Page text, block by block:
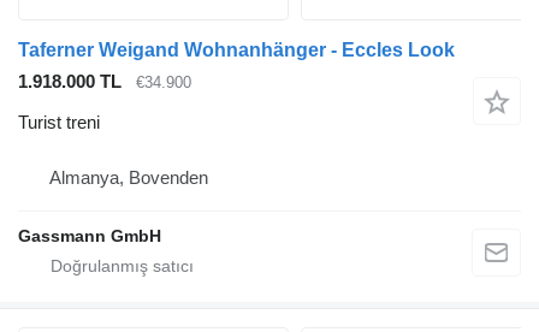
Taferner Weigand Wohnanhänger - Eccles Look
1.918.000 TL
€34.900
Turist treni
Almanya, Bovenden
Gassmann GmbH